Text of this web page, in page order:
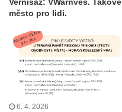
město pro lidi.
6. 4. 2026